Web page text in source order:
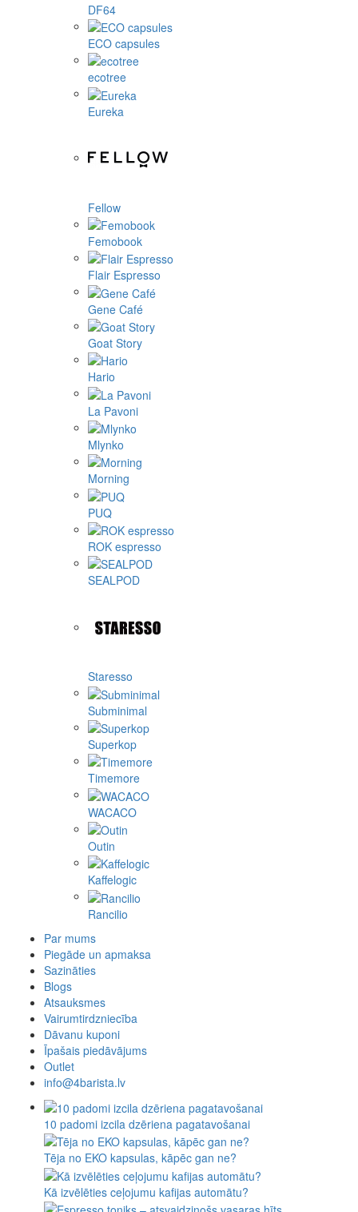
DF64
ECO capsules
ecotree
Eureka
Fellow
Femobook
Flair Espresso
Gene Café
Goat Story
Hario
La Pavoni
Mlynko
Morning
PUQ
ROK espresso
SEALPOD
Staresso
Subminimal
Superkop
Timemore
WACACO
Outin
Kaffelogic
Rancilio
Par mums
Piegāde un apmaksa
Sazināties
Blogs
Atsauksmes
Vairumtirdzniecība
Dāvanu kuponi
Īpašais piedāvājums
Outlet
info@4barista.lv
10 padomi izcila dzēriena pagatavošanai
Tēja no EKO kapsulas, kāpēc gan ne?
Kā izvēlēties ceļojumu kafijas automātu?